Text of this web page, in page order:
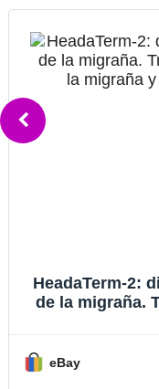
HeadaTerm-2
TNS
eBay